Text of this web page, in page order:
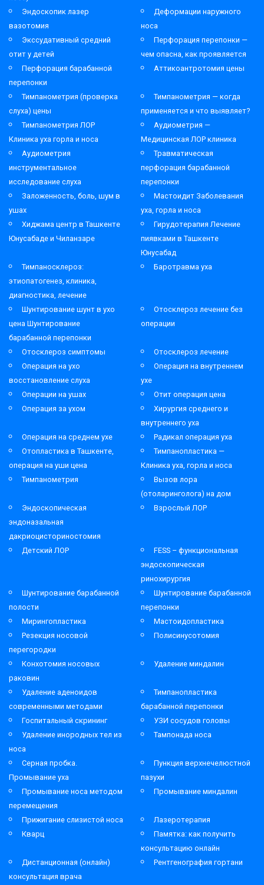
Эндоскопик лазер
вазотомия
Деформации наружного
носа
Экссудативный средний
отит у детей
Перфорация перепонки —
чем опасна, как проявляется
Перфорация барабанной
перепонки
Аттикоантротомия цены
Тимпанометрия (проверка
слуха) цены
Тимпанометрия — когда
применяется и что выявляет?
Тимпанометрия ЛОР
Клиника уха горла и носа
Аудиометрия —
Медицинская ЛОР клиника
Аудиометрия
инструментальное
исследование слуха
Травматическая
перфорация барабанной
перепонки
Заложенность, боль, шум в
ушах
Мастоидит Заболевания
уха, горла и носа
Хиджама центр в Ташкенте
Юнусабаде и Чиланзаре
Гирудотерапия Лечение
пиявками в Ташкенте
Юнусабад
Тимпаносклероз:
этиопатогенез, клиника,
диагностика, лечение
Баротравма уха
Шунтирование шунт в ухо
цена Шунтирование
барабанной перепонки
Отосклероз лечение без
операции
Отосклероз симптомы
Отосклероз лечение
Операция на ухо
восстановление слуха
Операция на внутреннем
ухе
Операции на ушах
Отит операция цена
Операция за ухом
Хирургия среднего и
внутреннего уха
Операция на среднем ухе
Радикал операция уха
Отопластика в Ташкенте,
операция на уши цена
Тимпанопластика —
Клиника уха, горла и носа
Тимпанометрия
Вызов лора
(отоларинголога) на дом
Эндоскопическая
эндоназальная
дакриоцисториностомия
Взрослый ЛОР
Детский ЛОР
FESS – функциональная
эндоскопическая
ринохирургия
Шунтирование барабанной
полости
Шунтирование барабанной
перепонки
Мирингопластика
Мастоидопластика
Резекция носовой
перегородки
Полисинусотомия
Конхотомия носовых
раковин
Удаление миндалин
Удаление аденоидов
современными методами
Тимпанопластика
барабанной перепонки
Госпитальный скрининг
УЗИ сосудов головы
Удаление инородных тел из
носа
Тампонада носа
Серная пробка.
Промывание уха
Пункция верхнечелюстной
пазухи
Промывание носа методом
перемещения
Промывание миндалин
Прижигание слизистой носа
Лазеротерапия
Кварц
Памятка: как получить
консультацию онлайн
Дистанционная (онлайн)
консультация врача
Рентгенография гортани